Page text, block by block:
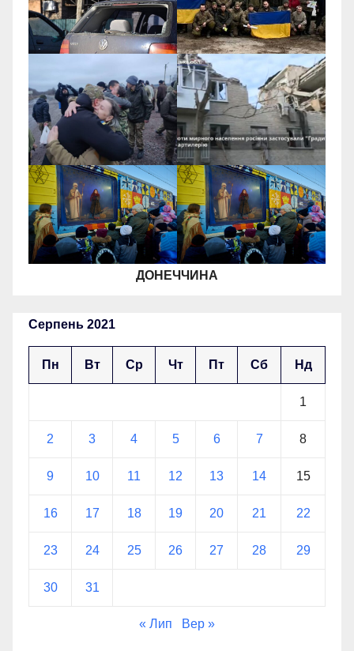
ДОНЕЧЧИНА
Серпень 2021
Пн Вт Ср Чт Пт Сб Нд
1
2 3 4 5 6 7 8
9 10 11 12 13 14 15
16 17 18 19 20 21 22
23 24 25 26 27 28 29
30 31
« Лип Вер »